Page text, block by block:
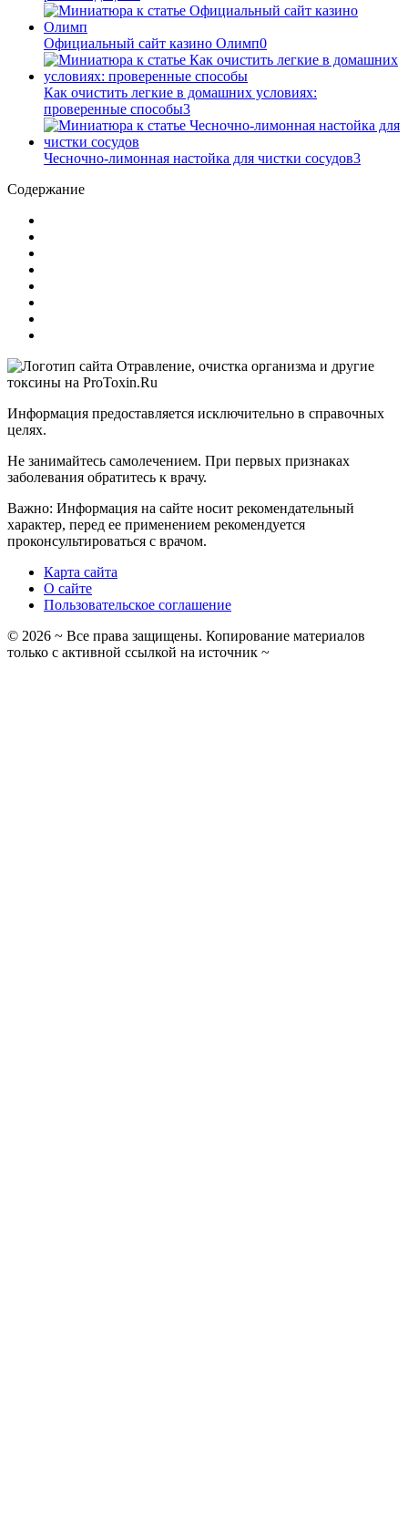
Официальный сайт казино Олимп0
Как очистить легкие в домашних условиях:
проверенные способы3
Чесночно-лимонная настойка для чистки сосудов3
Содержание
Информация предоставляется исключительно в справочных
целях.
Не занимайтесь самолечением. При первых признаках
заболевания обратитесь к врачу.
Важно: Информация на сайте носит рекомендательный
характер, перед ее применением рекомендуется
проконсультироваться с врачом.
Карта сайта
О сайте
Пользовательское соглашение
© 2026 ~ Все права защищены. Копирование материалов
только с активной ссылкой на источник ~